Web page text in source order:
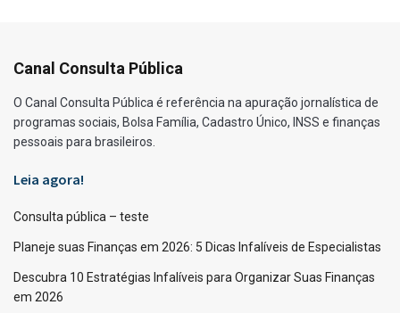
Canal Consulta Pública
O Canal Consulta Pública é referência na apuração jornalística de
programas sociais, Bolsa Família, Cadastro Único, INSS e finanças
pessoais para brasileiros.
Leia agora!
Consulta pública – teste
Planeje suas Finanças em 2026: 5 Dicas Infalíveis de Especialistas
Descubra 10 Estratégias Infalíveis para Organizar Suas Finanças
em 2026